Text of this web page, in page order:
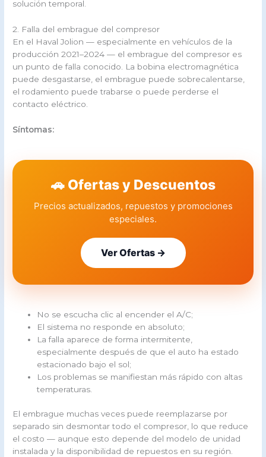
solución temporal.
2. Falla del embrague del compresor
En el Haval Jolion — especialmente en vehículos de la
producción 2021–2024 — el embrague del compresor es
un punto de falla conocido. La bobina electromagnética
puede desgastarse, el embrague puede sobrecalentarse,
el rodamiento puede trabarse o puede perderse el
contacto eléctrico.
Síntomas:
🚗 Ofertas y Descuentos
Precios actualizados, repuestos y promociones
especiales.
Ver Ofertas →
No se escucha clic al encender el A/C;
El sistema no responde en absoluto;
La falla aparece de forma intermitente,
especialmente después de que el auto ha estado
estacionado bajo el sol;
Los problemas se manifiestan más rápido con altas
temperaturas.
El embrague muchas veces puede reemplazarse por
separado sin desmontar todo el compresor, lo que reduce
el costo — aunque esto depende del modelo de unidad
instalada y la disponibilidad de repuestos en su región.